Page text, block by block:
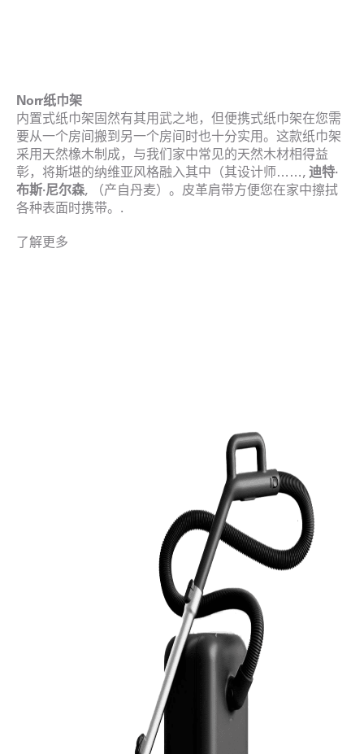
Norr纸巾架
内置式纸巾架固然有其用武之地，但便携式纸巾架在您需
要从一个房间搬到另一个房间时也十分实用。这款纸巾架
采用天然橡木制成，与我们家中常见的天然木材相得益
彰，将斯堪的纳维亚风格融入其中（其设计师……, 迪特·
布斯·尼尔森, （产自丹麦）。皮革肩带方便您在家中擦拭
各种表面时携带。.
了解更多